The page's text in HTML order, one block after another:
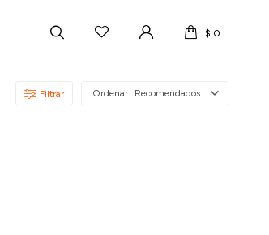
$ 0
Recomendados